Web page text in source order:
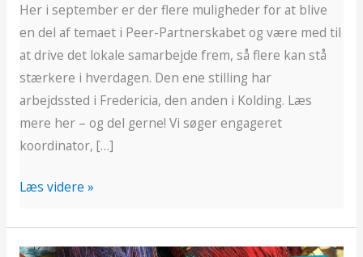
Her i september er der flere muligheder for at blive
en del af temaet i Peer-Partnerskabet og være med til
at drive det lokale samarbejde frem, så flere kan stå
stærkere i hverdagen. Den ene stilling har
arbejdssted i Fredericia, den anden i Kolding. Læs
mere her – og del gerne! Vi søger engageret
koordinator, […]
Læs videre »